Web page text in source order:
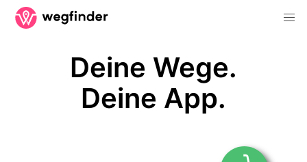
Deine Wege.
Deine App.